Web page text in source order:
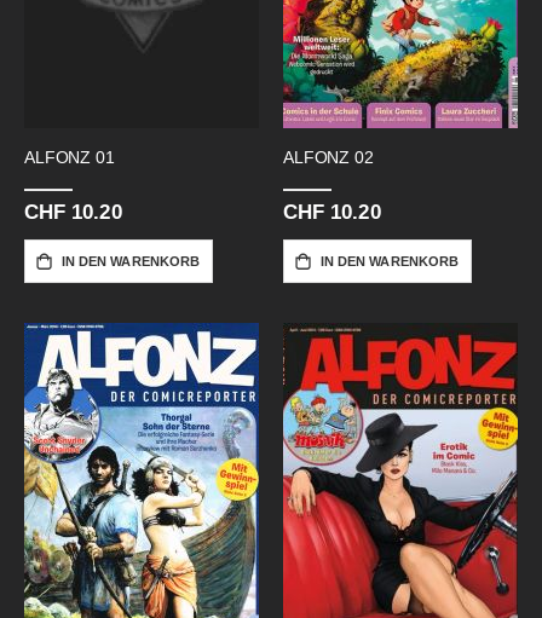
ALFONZ 01
CHF 10.20
IN DEN WARENKORB
ALFONZ 02
CHF 10.20
IN DEN WARENKORB